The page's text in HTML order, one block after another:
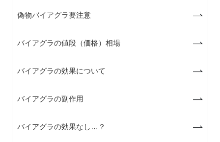
偽物バイアグラ要注意
バイアグラの値段（価格）相場
バイアグラの効果について
バイアグラの副作用
バイアグラの効果なし…？